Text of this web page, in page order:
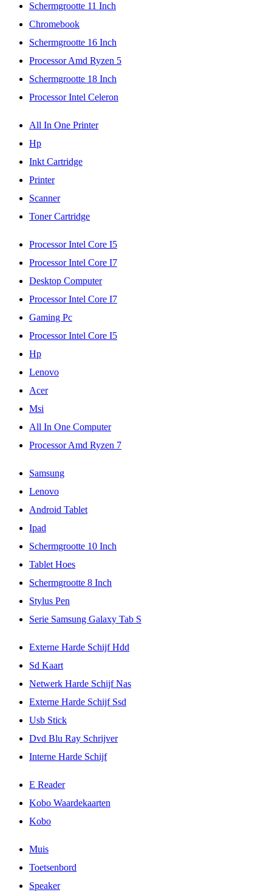
Schermgrootte 11 Inch
Chromebook
Schermgrootte 16 Inch
Processor Amd Ryzen 5
Schermgrootte 18 Inch
Processor Intel Celeron
All In One Printer
Hp
Inkt Cartridge
Printer
Scanner
Toner Cartridge
Processor Intel Core I5
Processor Intel Core I7
Desktop Computer
Processor Intel Core I7
Gaming Pc
Processor Intel Core I5
Hp
Lenovo
Acer
Msi
All In One Computer
Processor Amd Ryzen 7
Samsung
Lenovo
Android Tablet
Ipad
Schermgrootte 10 Inch
Tablet Hoes
Schermgrootte 8 Inch
Stylus Pen
Serie Samsung Galaxy Tab S
Externe Harde Schijf Hdd
Sd Kaart
Netwerk Harde Schijf Nas
Externe Harde Schijf Ssd
Usb Stick
Dvd Blu Ray Schrijver
Interne Harde Schijf
E Reader
Kobo Waardekaarten
Kobo
Muis
Toetsenbord
Speaker